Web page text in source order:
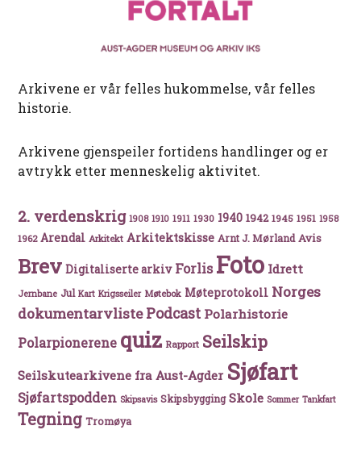
Arkivene er vår felles hukommelse, vår felles
historie.
Arkivene gjenspeiler fortidens handlinger og er
avtrykk etter menneskelig aktivitet.
2. verdenskrig 1908 1910 1911 1930 1940 1942 1945 1951 1958
1962 Arendal Arkitekt Arkitektskisse Arnt J. Mørland Avis
Brev Digitaliserte arkiv Forlis Foto Idrett
Jernbane Jul Kart Krigsseiler Møtebok Møteprotokoll Norges
dokumentarvlistePodcast Polarhistorie
Polarpionerene quiz Rapport Seilskip
Seilskutearkivene fra Aust-Agder Sjøfart
Sjøfartspodden Skipsavis Skipsbygging Skole Sommer Tankfart
Tegning Tromøya